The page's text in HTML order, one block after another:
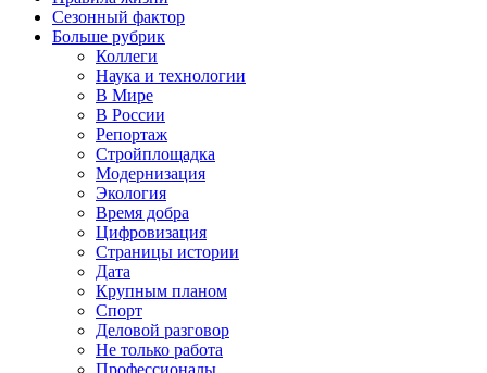
Сезонный фактор
Больше рубрик
Коллеги
Наука и технологии
В Мире
В России
Репортаж
Стройплощадка
Модернизация
Экология
Время добра
Цифровизация
Страницы истории
Дата
Крупным планом
Спорт
Деловой разговор
Не только работа